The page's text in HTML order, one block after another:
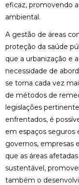
eficaz, promovendo
ambiental.
A gestão de áreas
proteção da saúde
que a urbanização e
necessidade de
se torna cada vez
de métodos de
legislações
enfrentados, é
em espaços seguros
governos, empresas
que as áreas
sustentável,
também o